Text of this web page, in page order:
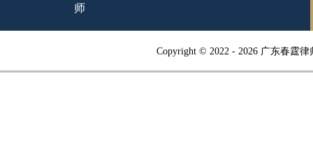
师
Copyright © 2022 - 2026 广东春霆